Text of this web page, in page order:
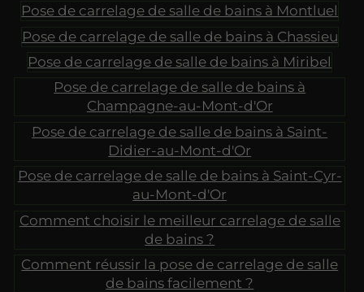
Pose de carrelage de salle de bains à Montluel
Pose de carrelage de salle de bains à Chassieu
Pose de carrelage de salle de bains à Miribel
Pose de carrelage de salle de bains à
Champagne-au-Mont-d'Or
Pose de carrelage de salle de bains à Saint-
Didier-au-Mont-d'Or
Pose de carrelage de salle de bains à Saint-Cyr-
au-Mont-d'Or
Comment choisir le meilleur carrelage de salle
de bains ?
Comment réussir la pose de carrelage de salle
de bains facilement ?